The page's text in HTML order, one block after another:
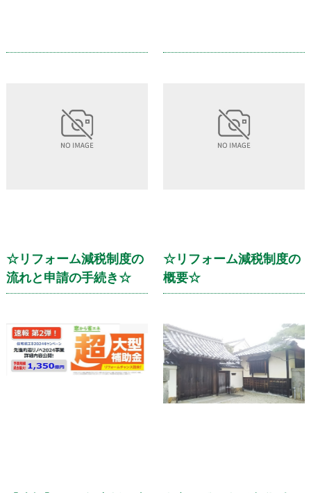
☆リフォーム減税制度の
流れと申請の手続き☆
☆リフォーム減税制度の
概要☆